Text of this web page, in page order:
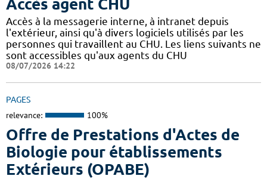
Accès agent CHU
Accès à la messagerie interne, à intranet depuis
l'extérieur, ainsi qu'à divers logiciels utilisés par les
personnes qui travaillent au CHU. Les liens suivants ne
sont accessibles qu'aux agents du CHU
08/07/2026 14:22
PAGES
relevance: 100%
Offre de Prestations d'Actes de
Biologie pour établissements
Extérieurs (OPABE)